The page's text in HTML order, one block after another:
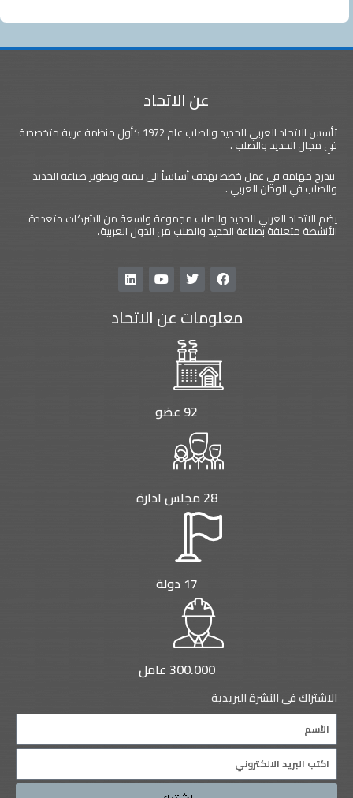
عن الاتحاد
تأسس الاتحاد العربي للحديد والصلب عام 1972 كأول منظمة عربية متخصصة
في مجال الحديد والصلب .
تندرج مهامه في عمل خطط تهدف أساساً الى تنمية وتطوير صناعة الحديد
والصلب في الوطن العربي .
يضم الاتحاد العربي للحديد والصلب مجموعة واسعة من الشركات متعددة
الأنشطة متعلقة بصناعة الحديد والصلب من الدول العربية.
F
a
e
b
k
T
t
t
e
r
Y
o
t
u
L
i
k
e
معلومات عن الاتحاد
92 عضو
28 مجلس ادارة
17 دولة
300.000 عامل
الاشتراك فى النشرة البريدية
Name
Email